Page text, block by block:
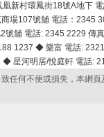
凰新村環鳳街18號A地下
商場107號舖 電話：2345
號舖 電話: 2345 2229
1237 ◆ 樂富 電話:
◆ 星河明居/悅庭軒 電話
任何不便或損失，本網